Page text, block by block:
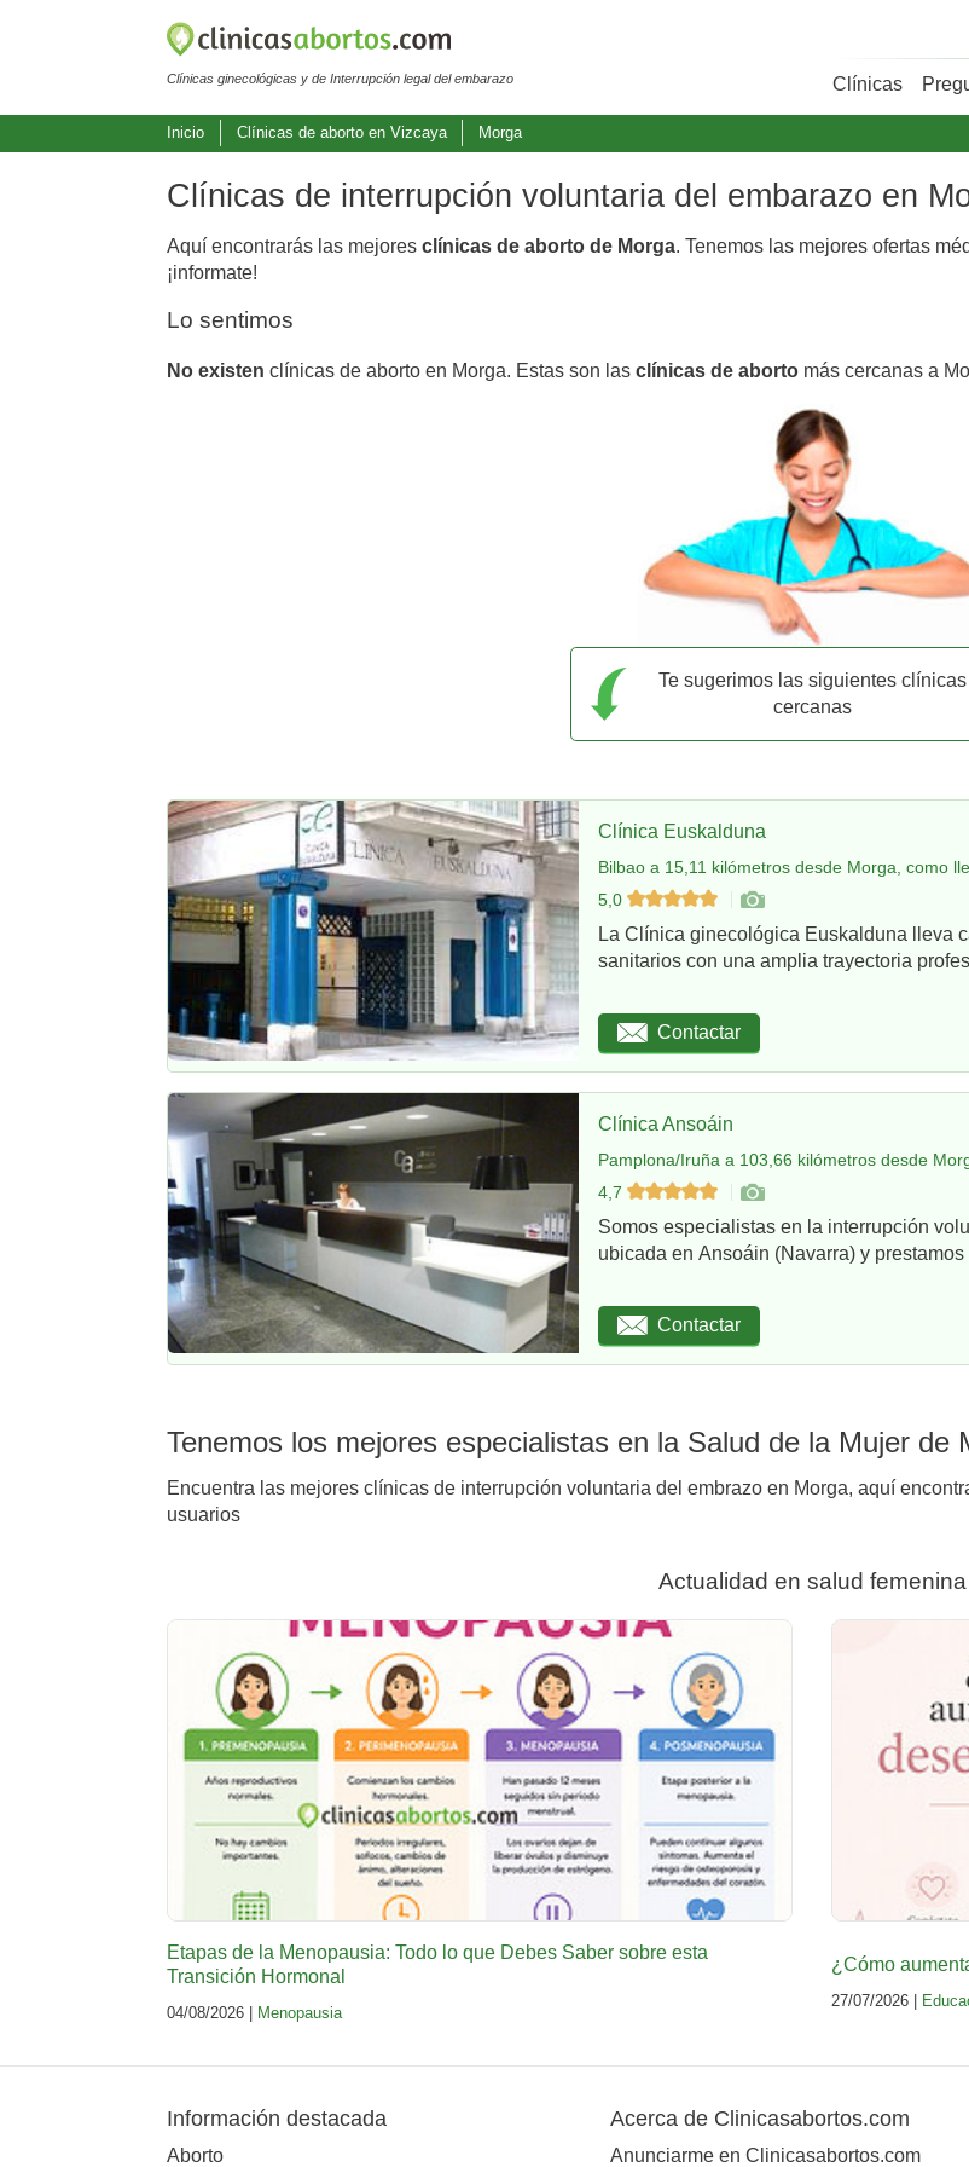
Clínicas ginecológicas y de Interrupción legal del embarazo Clínicas
Inicio Clínicas de aborto en Vizcaya Morga
Clínicas de interrupción voluntaria del embarazo en
Aquí encontrarás las mejores clínicas de aborto de Morga. Tenemos las mejores ofertas
¡informate!
Lo sentimos
No existen clínicas de aborto en Morga. Estas son las clínicas de aborto más cercanas a
Te sugerimos las siguientes clínicas
cercanas
Clínica Euskalduna
Bilbao a 15,11 kilómetros desde Morga, como
5,0
La Clínica ginecológica Euskalduna lleva
sanitarios con una amplia trayectoria
Contactar
Clínica Ansoáin
Pamplona/Iruña a 103,66 kilómetros desde
4,7
Somos especialistas en la interrupción
ubicada en Ansoáin (Navarra) y
Contactar
Tenemos los mejores especialistas en la Salud de la Mujer de
Encuentra las mejores clínicas de interrupción voluntaria del embrazo en Morga, aquí
usuarios
Actualidad en salud femenina
Etapas de la Menopausia: Todo lo que Debes Saber sobre esta
Transición Hormonal
04/08/2026 | Menopausia
¿Cómo
27/07/2026 |
Información destacada
Aborto
Acerca de Clinicasabortos.com
Anunciarme en Clinicasabortos.com